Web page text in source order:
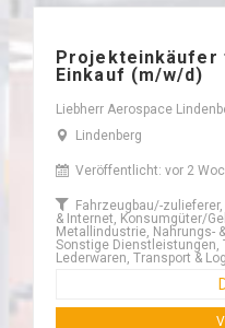
Projekteinkäufer
Einkauf (m/w/d)
Liebherr Aerospace
Lindenberg
Veröffentlicht: vor 2
Fahrzeugbau/-
& Internet, Konsumgüter/
Metallindustrie, Nahrungs-
Sonstige Dienstleistungen,
Lederwaren, Transport &